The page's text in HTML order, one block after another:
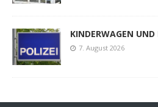
KINDERWAGEN
7. August 2026